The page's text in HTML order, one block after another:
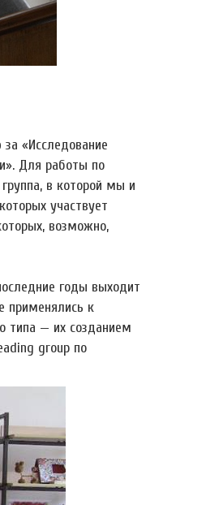
«Исследование
Для работы по
в которой мы и
участвует
возможно,
годы выходит
применялись к
типа — их созданием
group по